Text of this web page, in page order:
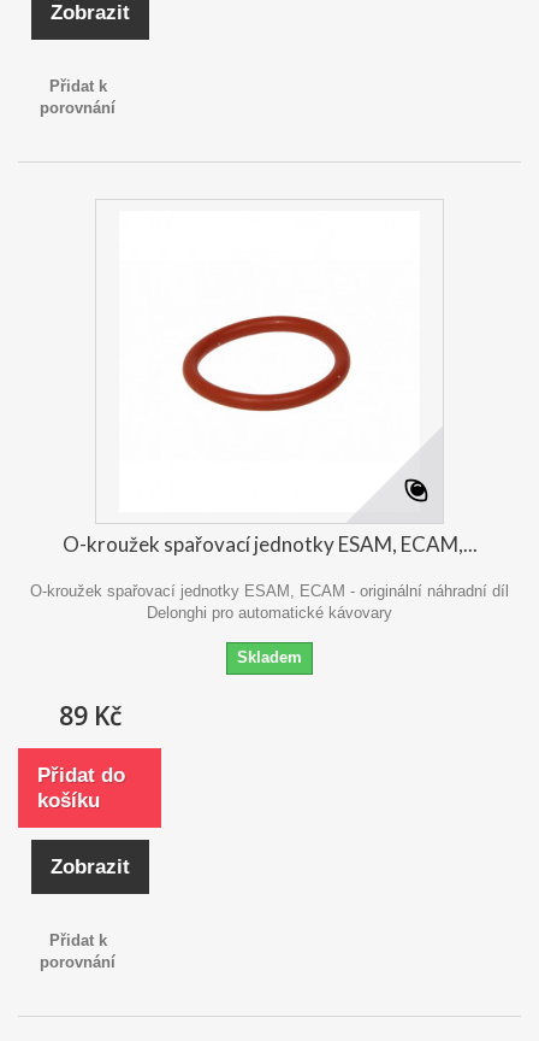
Zobrazit
Přidat k
porovnání
O-kroužek spařovací jednotky ESAM, ECAM,...
O-kroužek spařovací jednotky ESAM, ECAM - originální náhradní díl
Delonghi pro automatické kávovary
Skladem
89 Kč
Přidat do
košíku
Zobrazit
Přidat k
porovnání